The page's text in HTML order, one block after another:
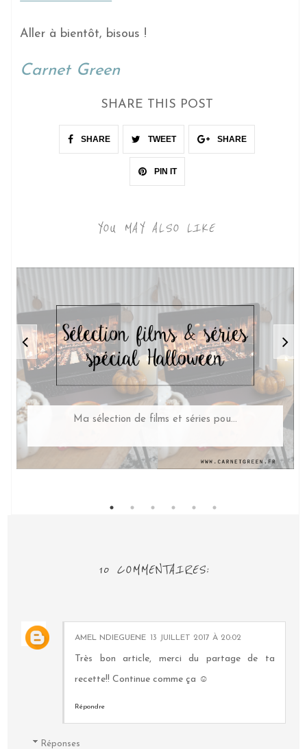
Aller à bientôt, bisous !
Carnet Green
SHARE THIS POST
SHARE TWEET SHARE
PIN IT
YOU MAY ALSO LIKE
Ma sélection de films et séries pou...
10 COMMENTAIRES:
AMEL NDIEGUENE 13 JUILLET 2017 À 20:02
Très bon article, merci du partage de ta
recette!! Continue comme ça ☺
Répondre
Réponses